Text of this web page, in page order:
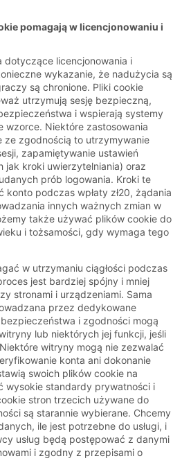
pomagają w licencjonowaniu i
dotyczące licencjonowania i
wykazanie, że nadużycia są
są chronione. Pliki cookie
utrzymują sesję bezpieczną,
i wspierają systemy
wzorce. Niektóre zastosowania
ze zgodnością to utrzymywanie
zapamiętywanie ustawień
jak kroki uwierzytelniania) oraz
prób logowania. Kroki te
konto podczas wpłaty zł20, żądania
innych ważnych zmian w
także używać plików cookie do
i tożsamości, gdy wymaga tego
w utrzymaniu ciągłości podczas
jest bardziej spójny i mniej
stronami i urządzeniami. Sama
przez dedykowane
i zgodności mogą
lub niektórych jej funkcji, jeśli
witryny mogą nie zezwalać
konta ani dokonanie
swoich plików cookie na
wysokie standardy prywatności i
stron trzecich używane do
są starannie wybierane. Chcemy
ile jest potrzebne do usługi, i
usług będą postępować z danymi
i zgodny z przepisami o